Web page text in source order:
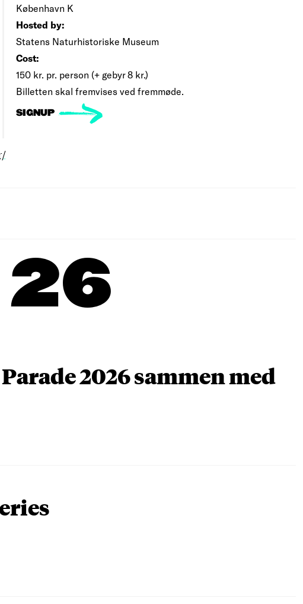
København K
Hosted by:
Statens Naturhistoriske Museum
Cost:
150 kr. pr. person (+ gebyr 8 kr.)
Billetten skal fremvises ved fremmøde.
SIGNUP
26
2026 sammen med